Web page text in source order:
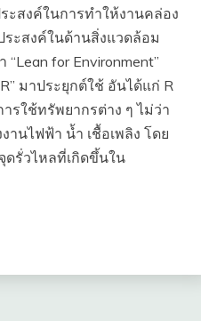
ะสงค์ในการทำให้งานคล่อง
ระสงค์ในด้านสิ่งแวดล้อม
“Lean for Environment”
มาประยุกต์ใช้ อันได้แก่ R
ารใช้ทรัพยากรต่าง ๆ ไม่ว่า
านไฟฟ้า น้ำ เชื้อเพลิง โดย
ดรั่วไหลที่เกิดขึ้นใน